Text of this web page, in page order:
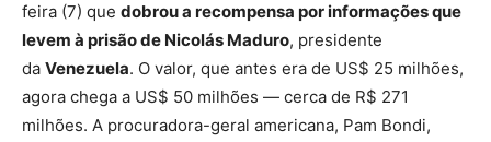
feira (7) que dobrou a recompensa por informações que
levem à prisão de Nicolás Maduro, presidente
da Venezuela. O valor, que antes era de US$ 25 milhões,
agora chega a US$ 50 milhões — cerca de R$ 271
milhões. A procuradora-geral americana, Pam Bondi,